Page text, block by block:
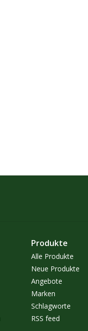
Produkte
Alle Produkte
Neue Produkte
Angebote
Marken
Schlagworte
RSS feed